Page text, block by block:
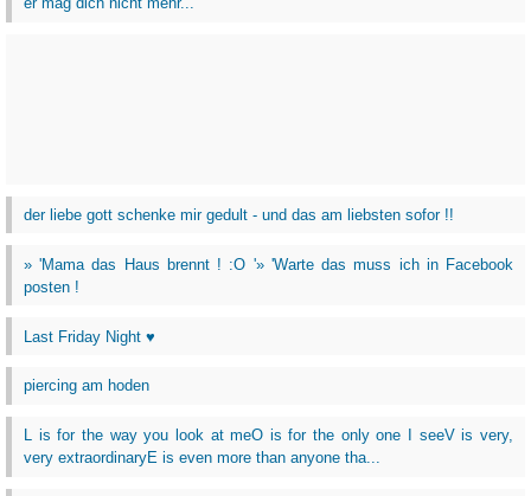
der liebe gott schenke mir gedult - und das am liebsten sofor !!
» 'Mama das Haus brennt ! :O '» 'Warte das muss ich in Facebook
posten !
Last Friday Night ♥
piercing am hoden
L is for the way you look at meO is for the only one I seeV is very,
very extraordinaryE is even more than anyone tha...